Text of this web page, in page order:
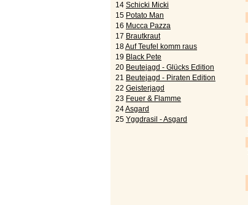
14 Schicki Micki
15 Potato Man
16 Mucca Pazza
17 Brautkraut
18Auf Teufel komm raus
19 Black Pete
20 Beutejagd - Glücks Edition
21 Beutejagd - Piraten Edition
22 Geisterjagd
23 Feuer & Flamme
24Asgard
25 Yggdrasil - Asgard